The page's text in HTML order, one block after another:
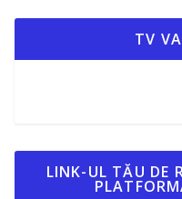
TV
LINK-UL TĂU DE